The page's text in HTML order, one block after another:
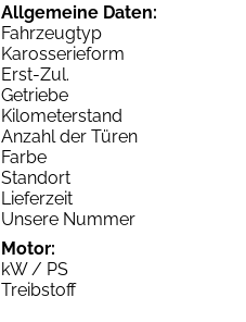
Allgemeine Daten:
Fahrzeugtyp
Karosserieform
Erst-Zul.
Getriebe
Kilometerstand
Anzahl der Türen
Farbe
Standort
Lieferzeit
Unsere Nummer
Motor:
kW / PS
Treibstoff